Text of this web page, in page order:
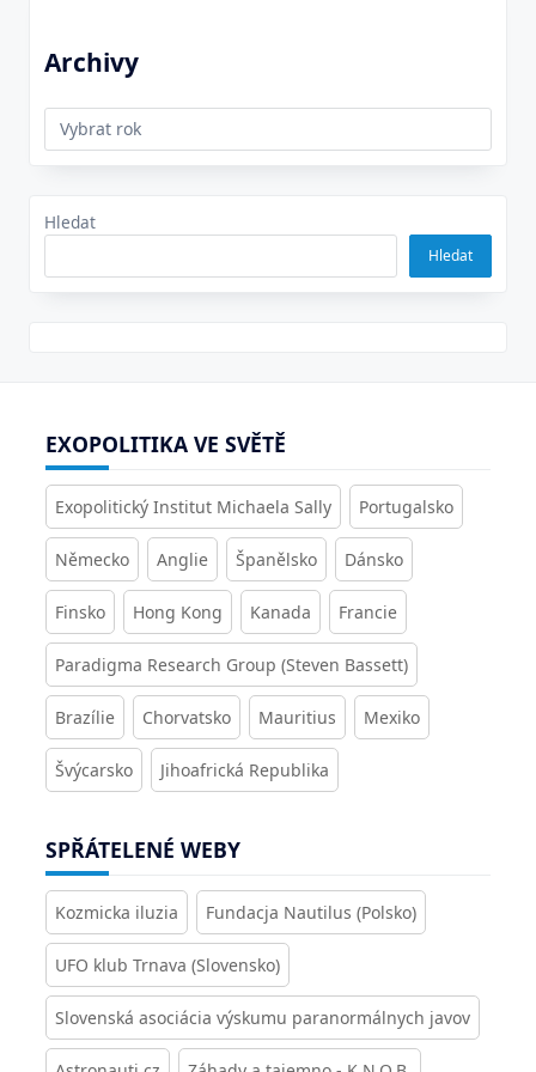
Archivy
Archivy
Hledat
Hledat
EXOPOLITIKA VE SVĚTĚ
Exopolitický Institut Michaela Sally Portugalsko
Německo Anglie Španělsko Dánsko
Finsko Hong Kong Kanada Francie
Paradigma Research Group (Steven Bassett)
Brazílie Chorvatsko Mauritius Mexiko
Švýcarsko Jihoafrická Republika
SPŘÁTELENÉ WEBY
Kozmicka iluzia Fundacja Nautilus (Polsko)
UFO klub Trnava (Slovensko)
Slovenská asociácia výskumu paranormálnych javov